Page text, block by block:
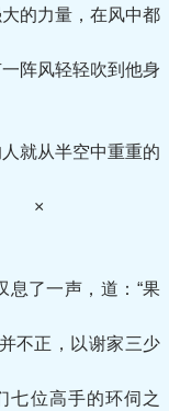
的力量，在风中都
阵风轻轻吹到他身
就从半空中重重的
了一声，道：“果
不正，以谢家三少
位高手的环伺之